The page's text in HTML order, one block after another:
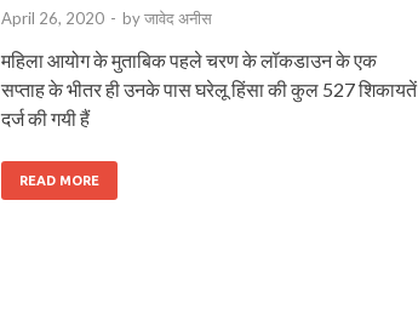
April 26, 2020 - byजावेद अनीस
महिला आयोग के मुताबिक पहले चरण के लॉकडाउन के एक
सप्ताह के भीतर ही उनके पास घरेलू हिंसा की कुल 527 शिकायतें
दर्ज की गयी हैं
READ MORE